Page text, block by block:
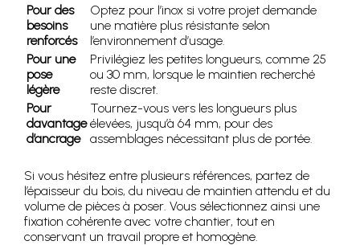
Pour des
besoins
renforcés
Optez pour l’inox si votre projet demande
une matière plus résistante selon
l’environnement d’usage.
Pour une
pose
légère
Privilégiez les petites longueurs, comme 25
ou 30 mm, lorsque le maintien recherché
reste discret.
Pour
davantage
d’ancrage
Tournez-vous vers les longueurs plus
élevées, jusqu’à 64 mm, pour des
assemblages nécessitant plus de portée.
Si vous hésitez entre plusieurs références, partez de
l’épaisseur du bois, du niveau de maintien attendu et du
volume de pièces à poser. Vous sélectionnez ainsi une
fixation cohérente avec votre chantier, tout en
conservant un travail propre et homogène.